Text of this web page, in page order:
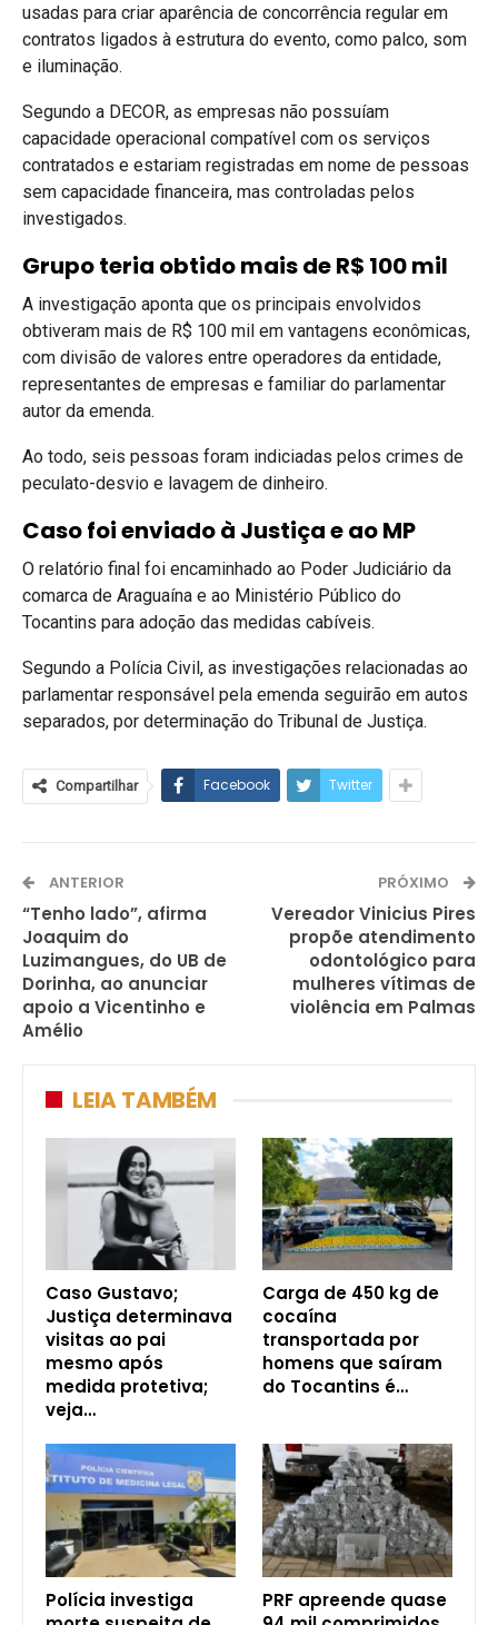
usadas para criar aparência de concorrência regular em
contratos ligados à estrutura do evento, como palco, som
e iluminação.
Segundo a DECOR, as empresas não possuíam
capacidade operacional compatível com os serviços
contratados e estariam registradas em nome de pessoas
sem capacidade financeira, mas controladas pelos
investigados.
Grupo teria obtido mais de R$ 100 mil
A investigação aponta que os principais envolvidos
obtiveram mais de R$ 100 mil em vantagens econômicas,
com divisão de valores entre operadores da entidade,
representantes de empresas e familiar do parlamentar
autor da emenda.
Ao todo, seis pessoas foram indiciadas pelos crimes de
peculato-desvio e lavagem de dinheiro.
Caso foi enviado à Justiça e ao MP
O relatório final foi encaminhado ao Poder Judiciário da
comarca de Araguaína e ao Ministério Público do
Tocantins para adoção das medidas cabíveis.
Segundo a Polícia Civil, as investigações relacionadas ao
parlamentar responsável pela emenda seguirão em autos
separados, por determinação do Tribunal de Justiça.
Compartilhar Facebook Twitter
ANTERIOR
“Tenho lado”, afirma
Joaquim do
Luzimangues, do UB de
Dorinha, ao anunciar
apoio a Vicentinho e
Amélio
PRÓXIMO
Vereador Vinicius Pires
propõe atendimento
odontológico para
mulheres vítimas de
violência em Palmas
LEIA TAMBÉM
Caso Gustavo;
Justiça determinava
visitas ao pai
mesmo após
medida protetiva;
veja…
Carga de 450 kg de
cocaína
transportada por
homens que saíram
do Tocantins é…
Polícia investiga
PRF apreende quase